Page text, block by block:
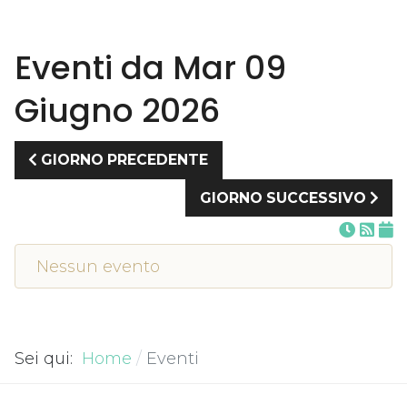
Eventi da Mar 09
Giugno 2026
GIORNO PRECEDENTE
GIORNO SUCCESSIVO
Nessun evento
Sei qui: Home Eventi